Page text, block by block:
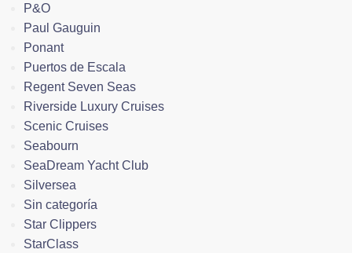
P&O
Paul Gauguin
Ponant
Puertos de Escala
Regent Seven Seas
Riverside Luxury Cruises
Scenic Cruises
Seabourn
SeaDream Yacht Club
Silversea
Sin categoría
Star Clippers
StarClass